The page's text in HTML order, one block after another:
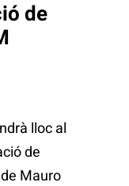
de
lloc al
de
Mauro